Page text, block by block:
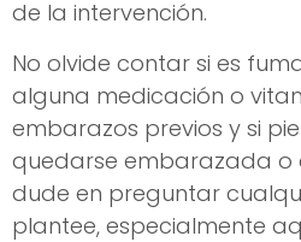
de la intervención.
No olvide contar si es
alguna medicación o
embarazos previos y si
quedarse embarazada o
dude en preguntar
plantee, especialmente